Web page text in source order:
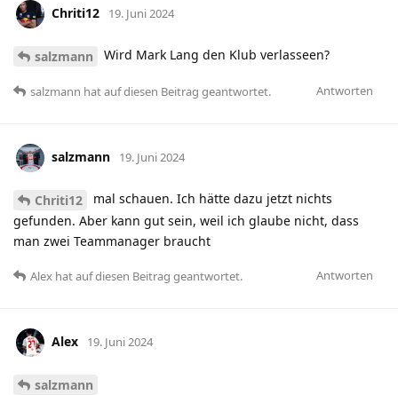
Chriti12 19. Juni 2024
salzmann Wird Mark Lang den Klub verlasseen?
Antworten
salzmann hatauf diesen Beitrag geantwortet.
salzmann 19. Juni 2024
Chriti12
mal schauen. Ich hätte dazu jetzt nichts
gefunden. Aber kann gut sein, weil ich glaube nicht, dass
man zwei Teammanager braucht
Antworten
Alex hatauf diesen Beitrag geantwortet.
Alex 19. Juni 2024
salzmann